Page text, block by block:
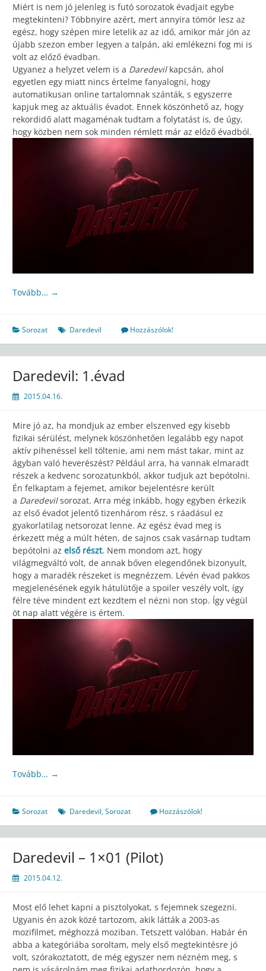
Miért is nem jó jelenleg is futó sorozatok évadjait egybe
megtekinteni? Többnyire azért, mert annyira tömör lesz az
egész, hogy szépen mire letelik az az idő, amikor már jön az
újabb szezon ember legyen a talpán, aki emlékezni fog mi is
volt az előző évadban.
Ugyanez a helyzet velem is a Daredevil kapcsán, ahol
egyetlen egy miatt nincs értelme fanyalogni, hogy
automatikusan online tartalomnak szánták, s egyszerre
kapjuk meg az aktuális évadot. Ennek köszönhető az, hogy
rekordidő alatt magaménak tudtam a folytatást is, de úgy,
hogy közben nem sok minden rémlett már az előző évadból.
Tovább… →
Sorozat Daredevil Hozzászólok!
Daredevil: 1.évad
2015.04.16.
Mire jó az, ha mondjuk az ember elszenved egy kisebb
fizikai sérülést, melynek köszönhetően legalább egy napot
aktív pihenéssel kell töltenie, ami nem mást takar, mint az
ágyban való heverészést? Például arra, ha vannak elmaradt
részek a kedvenc sorozatunkból, akkor tudjuk azt bepótolni.
Én felkaptam a fejemet, amikor bejelentésre került
a Daredevilsorozat. Arra még inkább, hogy egyben érkezik
az első évadot jelentő tizenhárom rész, s ráadásul ez
gyakorlatilag netsorozat lenne. Az egész évad meg is
érkezett még a múlt héten, de sajnos csak vasárnap tudtam
bepótolni az első részt. Nem mondom azt, hogy
világmegváltó volt, de annak bőven elegendőnek bizonyult,
hogy a maradék részeket is megnézzem. Lévén évad pakkos
megjelenésének egyik hátulütője a spoiler veszély volt, így
félre téve mindent ezt kezdtem el nézni non stop. Így végül
öt nap alatt végére is értem.
Tovább… →
Sorozat Daredevil,Sorozat Hozzászólok!
Daredevil – 1×01 (Pilot)
2015.04.12.
Most elő lehet kapni a pisztolyokat, s fejemnek szegezni.
Ugyanis én azok közé tartozom, akik látták a 2003-as
mozifilmet, méghozzá moziban. Tetszett valóban. Habár én
abba a kategóriába soroltam, mely első megtekintésre jó
volt, szórakoztatott, de még egyszer nem nézném meg, s